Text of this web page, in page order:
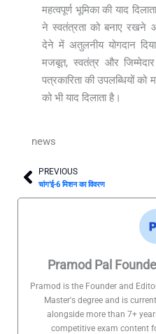
महत्वपूर्ण भूमिका की याद
ने स्वतंत्रता को बनाए रखने
देने में अतुलनीय योगदान
मजबूत, स्वतंत्र और
पत्रकारिता की उपलब्धियों
को भी याद दिलाता है।
news
Prev
PREVIOUS
चांग’ई-6 मिशन का विवरण
Pramod Pal
Pramod is the Founder and
Master's degree and is
alongside more than 7+
competitive exam content